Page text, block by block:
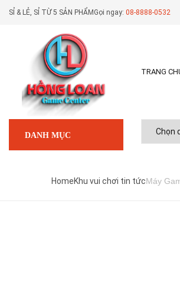
SỈ & LẺ, SỈ TỪ 5 SẢN PHẨM Gọi ngay: 08-8888-0532
TRANG
DANH MỤC
HomeKhu vui chơi tin tứcMáy